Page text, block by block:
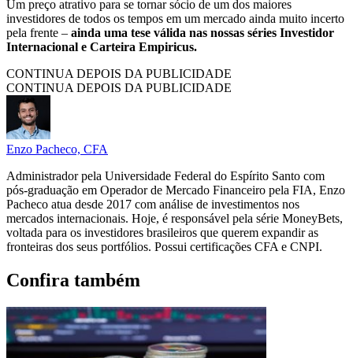
Um preço atrativo para se tornar sócio de um dos maiores
investidores de todos os tempos em um mercado ainda muito incerto
pela frente – ainda uma tese válida nas nossas séries Investidor
Internacional e Carteira Empiricus.
CONTINUA DEPOIS DA PUBLICIDADE
CONTINUA DEPOIS DA PUBLICIDADE
Enzo Pacheco, CFA
Administrador pela Universidade Federal do Espírito Santo com
pós-graduação em Operador de Mercado Financeiro pela FIA, Enzo
Pacheco atua desde 2017 com análise de investimentos nos
mercados internacionais. Hoje, é responsável pela série MoneyBets,
voltada para os investidores brasileiros que querem expandir as
fronteiras dos seus portfólios. Possui certificações CFA e CNPI.
Confira também